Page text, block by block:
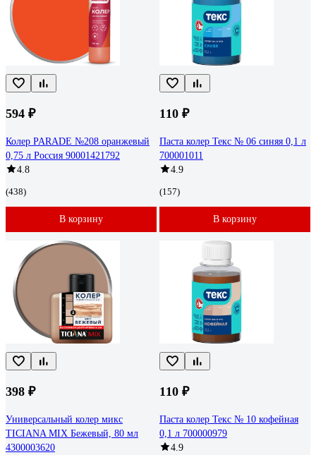
594 ₽
Колер PARADE №208 оранжевый
0,75 л Россия 90001421792
4.8
(438)
В корзину
110 ₽
Паста колер Текс № 06 синяя 0,1 л
700001011
4.9
(157)
В корзину
398 ₽
Универсальный колер микс
TICIANA MIX Бежевый, 80 мл
4300003620
110 ₽
Паста колер Текс № 10 кофейная
0,1 л 700000979
4.9